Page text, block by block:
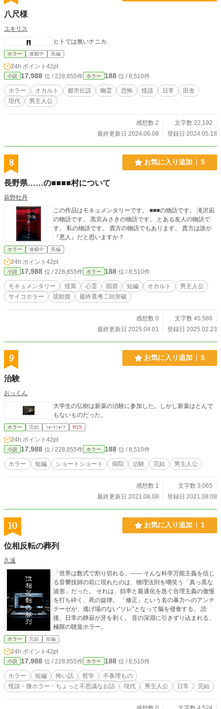
八尺様
ユキリス
ヒトでは無いナニカ
ホラー 連載中 長編
24h.ポイント 42pt
小説 17,988 位 / 228,855件 ホラー 188 位 / 8,510件
ホラー オカルト 都市伝説 幽霊 恐怖 怪談 日常
田舎
現代
男主人公
感想数 2
文字数 22,192
最終更新日 2024.06.08
登録日 2024.05.18
8 お気に入り追加 5
長野県……の■■■■村について
萩野牡丹
この作品はモキュメンタリーです。 ■■■の物語です。 滝沢凪
の物語です。 黒宮みさきの物語です。 とある友人の物語で
す。 私の物語です。 貴方の物語でもあります。 貴方は誰が
『悪人』だと思いますか？
ホラー 連載中 長編
24h.ポイント 42pt
小説 17,988 位 / 228,855件 ホラー 188 位 / 8,510件
モキュメンタリー 怪異 心霊 因習 短編 オカルト
男主人公
サイコホラー
奨励賞 最終選考二回突破
感想数 0
文字数 45,586
最終更新日 2025.04.01
登録日 2025.02.23
9 お気に入り追加 5
治験
おっくん
大学生の弘樹は新薬の治験に参加した。しかし新薬はとんで
もないものだった。
ホラー 完結 ｼｮｰﾄｼｮｰﾄ R15
24h.ポイント 42pt
小説 17,988 位 / 228,855件 ホラー 188 位 / 8,510件
ホラー 短編 ショートショート 病院 治験 完結 男主人公
感想数 1
文字数 3,065
最終更新日 2021.08.08
登録日 2021.08.08
10 お気に入り追加 1
位相反転の葬列
久遠
「世界は数式で割り切れる」―― そんな科学万能主義を信じ
る音響技師の前に現れたのは、物理法則を嘲笑う「真っ黒な
波形」だった。 それは、効率と最適化を急ぐ合理主義の傲慢
を打ち砕く、死の旋律。 「修正」という名の暴力へのアンチ
テーゼが、逃げ場のない“ソレ”となって脳を侵食する。 読
後、日常の静寂が牙を剥く。 音の深淵に引きずり込まれる、
極限の聴覚ホラー。
ホラー 完結 短編
24h.ポイント 42pt
小説 17,988 位 / 228,855件 ホラー 188 位 / 8,510件
ホラー 短編 怖い話 哲学
不条理もの
怪談・微ホラー・ちょっと不思議なお話
現代 男主人公 日常 完結